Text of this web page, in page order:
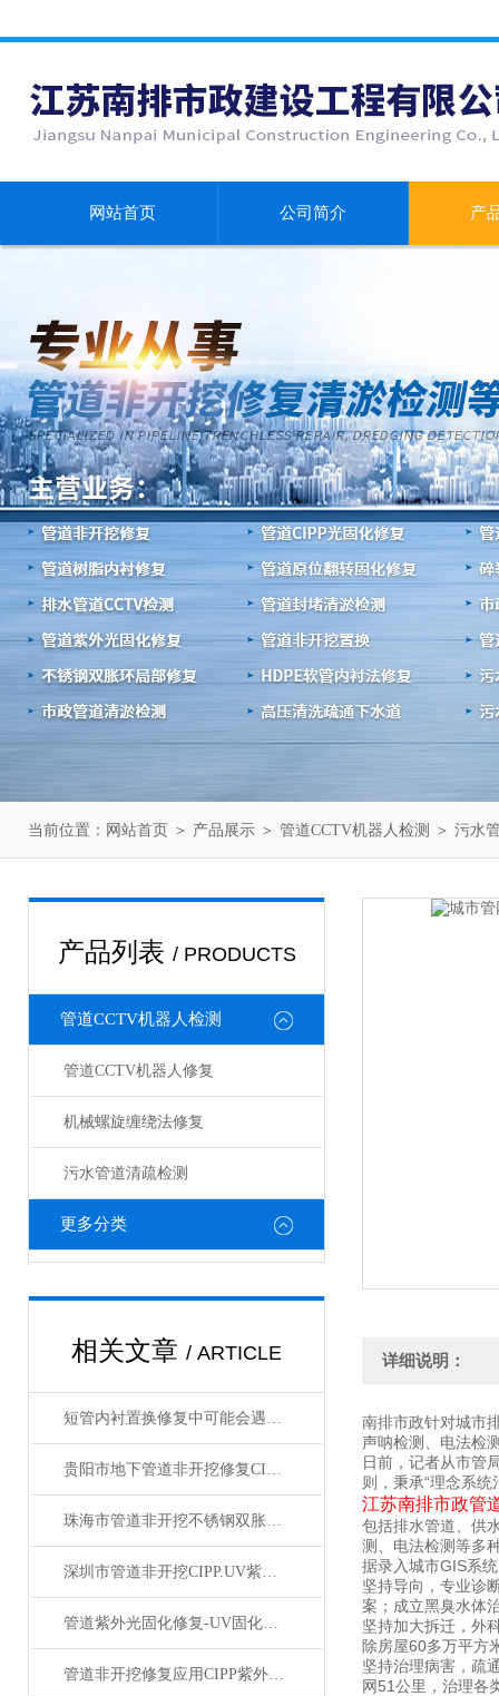
网站首页 公司简介 产
当前位置： 网站首页 ＞ 产品展示 ＞ 管道CCTV机器人检测 ＞ 污水
产品列表 / PRODUCTS
管道CCTV机器人检测
管道CCTV机器人修复
机械螺旋缠绕法修复
污水管道清疏检测
更多分类
相关文章 / ARTICLE
短管内衬置换修复中可能会遇到的问题及解决方法分享
贵阳市地下管道非开挖修复CIPP紫外光固化修复
珠海市管道非开挖不锈钢双胀环局部内衬修复
深圳市管道非开挖CIPP.UV紫外光固化修复技术施工法
管道紫外光固化修复-UV固化原位内衬CIPP工艺
管道非开挖修复应用CIPP紫外光固化修复技术
详细说明：
南排市政针对城市
声呐检测、电法检
日前，记者从市管
则，秉承“理念系
江苏南排市政管
包括排水管道、供
测、电法检测等多
据录入城市GIS系
坚持导向，专业诊
案；成立黑臭水体
坚持加大拆迁，外
除房屋60多万平方
坚持治理病害，疏
网51公里，治理各